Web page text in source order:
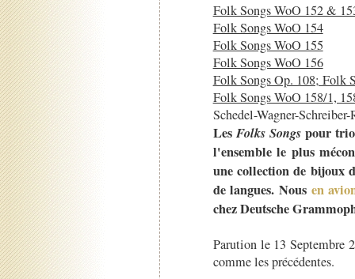
Folk Songs WoO 152 &
Folk Songs WoO 154
Folk Songs WoO 155
Folk Songs WoO 156
Folk Songs Op. 108; Folk
Folk Songs WoO 158/1,
Schedel-Wagner-
Les Folks Songspour trio
l'ensemble le plus
une collection de bijoux
de langues. Nous en
chez Deutsche
Parution le 13
comme les précédentes.